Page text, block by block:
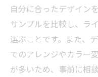
自分に合ったデザイン
サンプルを比較し、ラ
選ぶことです。また、
でのアレンジやカラー
が多いため、事前に相